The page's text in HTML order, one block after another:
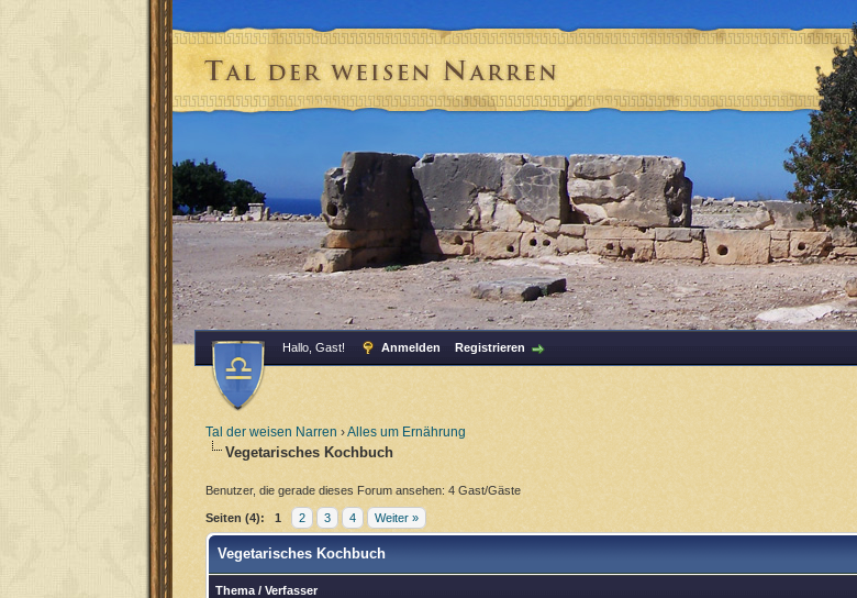
Hallo, Gast! Anmelden Registrieren
Tal der weisen Narren ›Alles um Ernährung
Vegetarisches Kochbuch
Benutzer, die gerade dieses Forum ansehen: 4 Gast/Gäste
Seiten (4): 1 2 3 4 Weiter »
Vegetarisches Kochbuch
Thema / Verfasser